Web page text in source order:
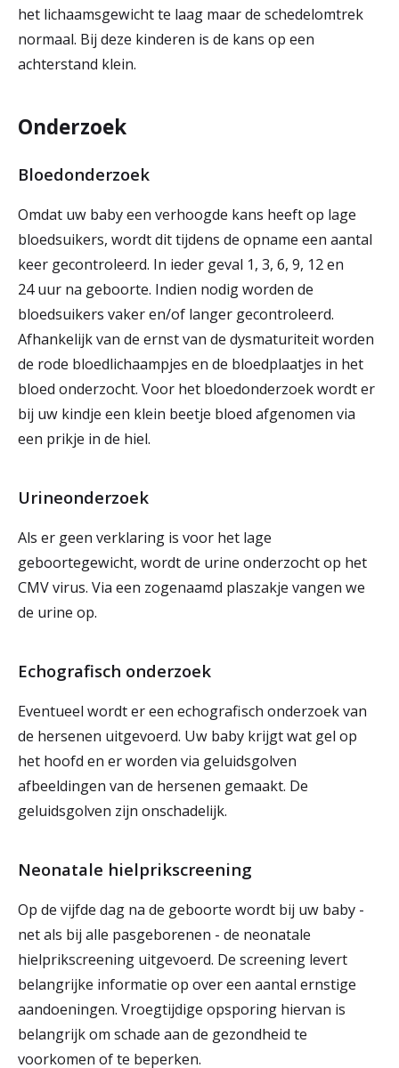
het lichaamsgewicht te laag maar de schedelomtrek
normaal. Bij deze kinderen is de kans op een
achterstand klein.
Onderzoek
Bloedonderzoek
Omdat uw baby een verhoogde kans heeft op lage
bloedsuikers, wordt dit tijdens de opname een aantal
keer gecontroleerd. In ieder geval 1, 3, 6, 9, 12 en
24 uur na geboorte. Indien nodig worden de
bloedsuikers vaker en/of langer gecontroleerd.
Afhankelijk van de ernst van de dysmaturiteit worden
de rode bloedlichaampjes en de bloedplaatjes in het
bloed onderzocht. Voor het bloedonderzoek wordt er
bij uw kindje een klein beetje bloed afgenomen via
een prikje in de hiel.
Urineonderzoek
Als er geen verklaring is voor het lage
geboortegewicht, wordt de urine onderzocht op het
CMV virus. Via een zogenaamd plaszakje vangen we
de urine op.
Echografisch onderzoek
Eventueel wordt er een echografisch onderzoek van
de hersenen uitgevoerd. Uw baby krijgt wat gel op
het hoofd en er worden via geluidsgolven
afbeeldingen van de hersenen gemaakt. De
geluidsgolven zijn onschadelijk.
Neonatale hielprikscreening
Op de vijfde dag na de geboorte wordt bij uw baby -
net als bij alle pasgeborenen - de neonatale
hielprikscreening uitgevoerd. De screening levert
belangrijke informatie op over een aantal ernstige
aandoeningen. Vroegtijdige opsporing hiervan is
belangrijk om schade aan de gezondheid te
voorkomen of te beperken.